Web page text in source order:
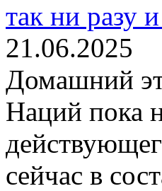
так ни разу
21.06.2025
Домашний
Наций пока
сейчас в